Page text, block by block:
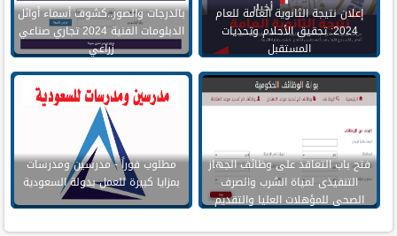
إعلان نتيجة الثانوية العامة للعام
2024: تحقيق الأحلام وتحديات
المستقبل
بالدرجات والصور..كشوف أسماء أوائل
الدبلومات الفنية 2024 تجاري صناعي
زراعي
فتح باب التعاقد على وظائف الجهاز
التنفيذى لمياة الشرب والصرف
الصحى للمؤهلات العليا والتقديم
مطلوب فوراً - مدرسين ومدرسات
بمزايا كبيرة للعمل بدولة السعودية